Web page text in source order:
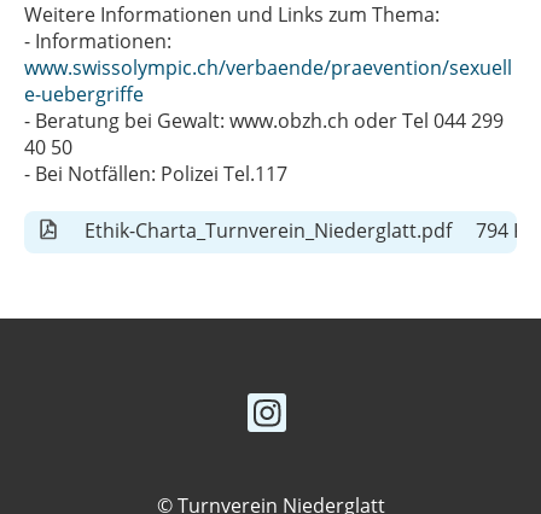
Weitere Informationen und Links zum Thema:
- Informationen:
www.swissolympic.ch/verbaende/praevention/sexuell
e-uebergriffe
- Beratung bei Gewalt: www.obzh.ch oder Tel 044 299
40 50
- Bei Notfällen: Polizei Tel.117
Ethik-Charta_Turnverein_Niederglatt.pdf 794 KB
© Turnverein Niederglatt